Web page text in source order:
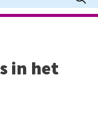
in het